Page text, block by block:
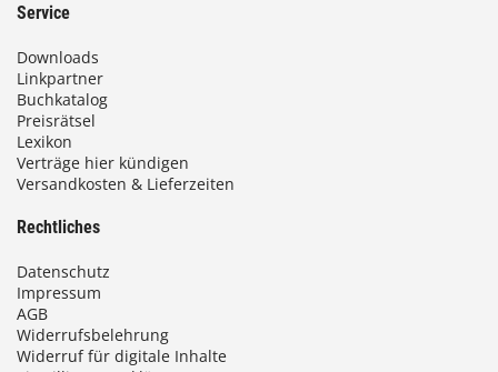
Service
Downloads
Linkpartner
Buchkatalog
Preisrätsel
Lexikon
Verträge hier kündigen
Versandkosten & Lieferzeiten
Rechtliches
Datenschutz
Impressum
AGB
Widerrufsbelehrung
Widerruf für digitale Inhalte